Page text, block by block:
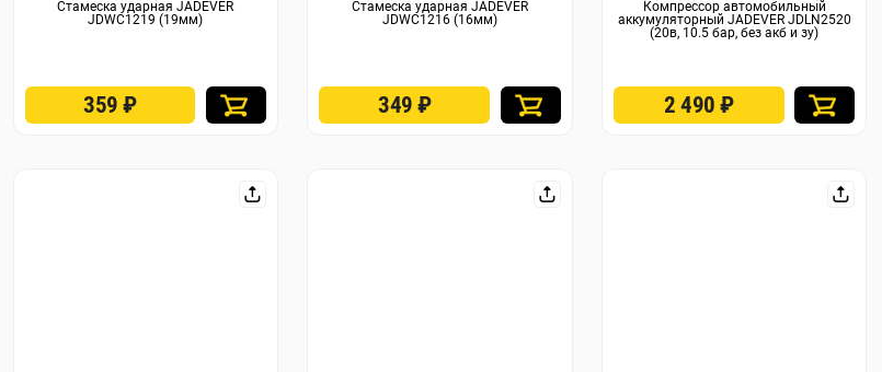
Стамеска ударная JADEVER
JDWC1219 (19мм)
359₽
Стамеска ударная JADEVER
JDWC1216 (16мм)
349₽
Компрессор автомобильный
аккумуляторный JADEVER JDLN2520
(20в, 10.5 бар, без акб и зу)
2 490₽